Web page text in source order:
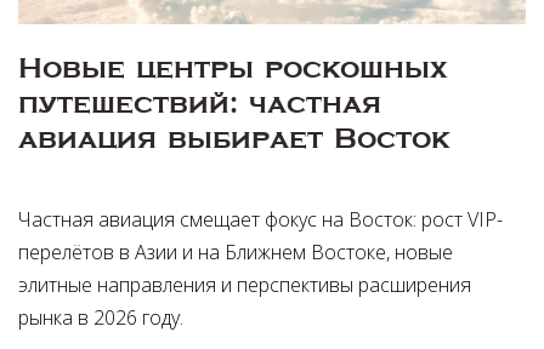
Новые центры роскошных
путешествий: частная
авиация выбирает Восток
Частная авиация смещает фокус на Восток: рост VIP-
перелётов в Азии и на Ближнем Востоке, новые
элитные направления и перспективы расширения
рынка в 2026 году.